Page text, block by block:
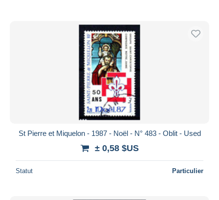
St Pierre et Miquelon - 1987 - Noël - N° 483 - Oblit - Used
± 0,58 $US
Statut Particulier